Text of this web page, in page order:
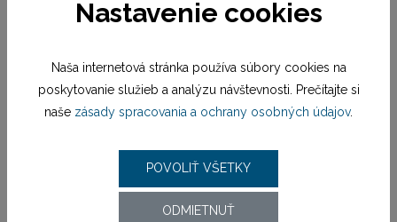
minerálne
Číselník
Rozmer číselníka
Nastavenie cookies
Naša internetová stránka používa súbory cookies na
poskytovanie služieb a analýzu návštevnosti. Prečítajte si
naše zásady spracovania a ochrany osobných údajov.
POVOLIŤ VŠETKY
ODMIETNUŤ